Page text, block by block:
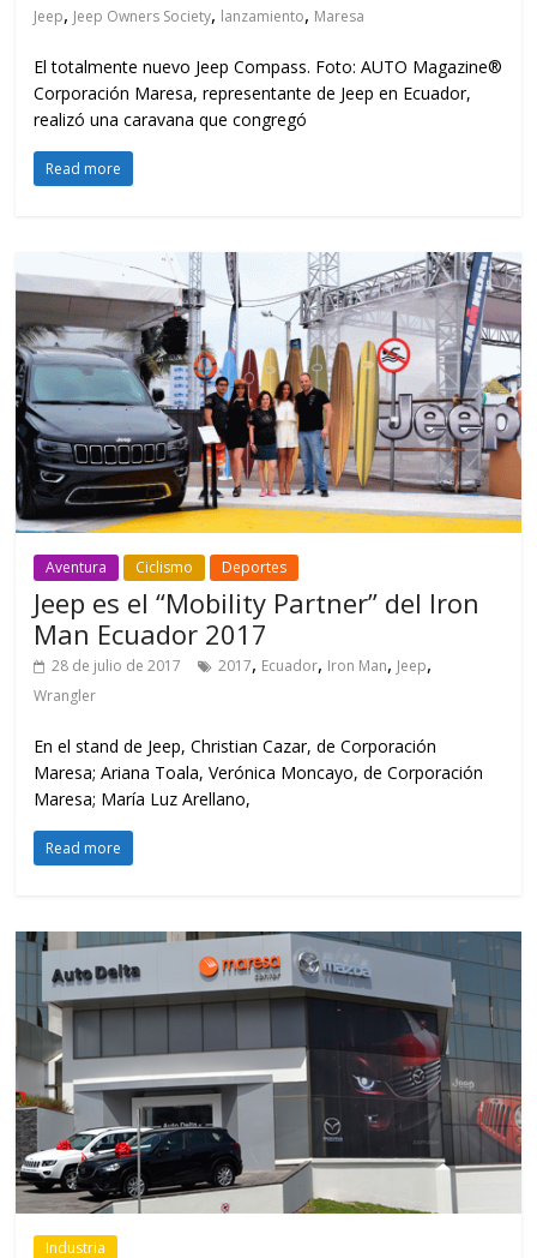
Jeep, Jeep Owners Society, lanzamiento, Maresa
El totalmente nuevo Jeep Compass. Foto: AUTO Magazine®
Corporación Maresa, representante de Jeep en Ecuador,
realizó una caravana que congregó
Read more
Aventura Ciclismo Deportes
Jeep es el “Mobility Partner” del Iron
Man Ecuador 2017
28 de julio de 2017 2017, Ecuador, Iron Man, Jeep,
Wrangler
En el stand de Jeep, Christian Cazar, de Corporación
Maresa; Ariana Toala, Verónica Moncayo, de Corporación
Maresa; María Luz Arellano,
Read more
Industria